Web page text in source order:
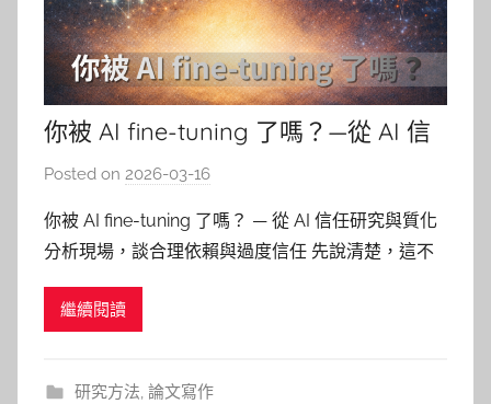
你被 AI fine-tuning 了嗎？—從 AI 信
任研究與質化分析現場，談合理依賴
Posted on 2026-03-16
柯
文
你被 AI fine-tuning 了嗎？ — 從 AI 信任研究與質化
分析現場，談合理依賴與過度信任 先說清楚，這不
該不該用 AI」，真的是為時已晚。現實是大家都在
繼續閱讀
研究方法, 論文寫作